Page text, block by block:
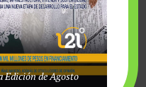
Edición de Agosto